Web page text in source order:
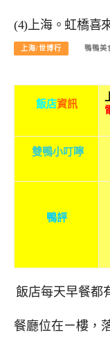
(4)上海。虹橋喜
上海/世博行 鴨鴨美
飯店資訊
雙鴨小叮嚀
鴨評
飯店每天早餐都
餐廳位在ㄧ樓，